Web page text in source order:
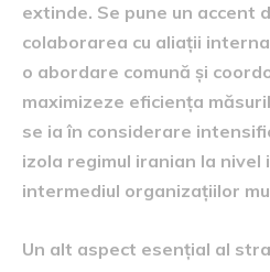
extinde. Se pune un accent
colaborarea cu aliații
o abordare comună și
maximizeze eficiența
se ia în considerare
izola regimul iranian la
intermediul organizațiilor
Un alt aspect esențial al